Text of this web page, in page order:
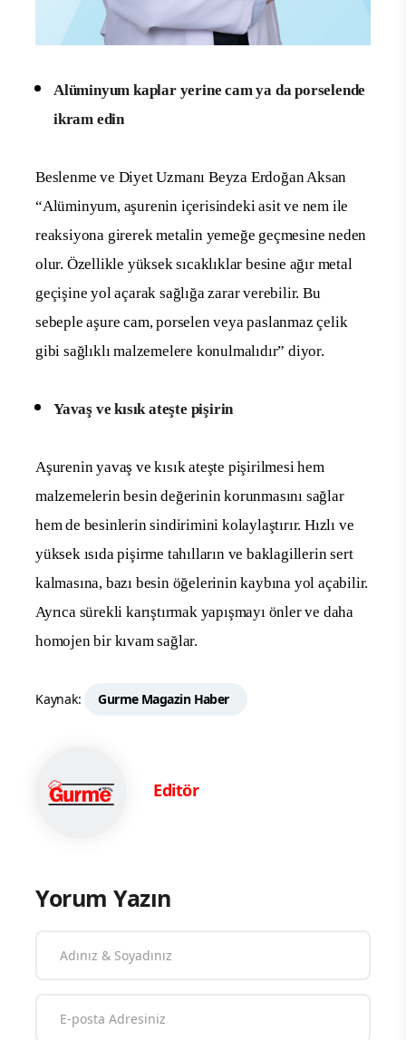
Alüminyum kaplar yerine cam ya da porselende
ikram edin
Beslenme ve Diyet Uzmanı Beyza Erdoğan Aksan
“Alüminyum, aşurenin içerisindeki asit ve nem ile
reaksiyona girerek metalin yemeğe geçmesine neden
olur. Özellikle yüksek sıcaklıklar besine ağır metal
geçişine yol açarak sağlığa zarar verebilir. Bu
sebeple aşure cam, porselen veya paslanmaz çelik
gibi sağlıklı malzemelere konulmalıdır” diyor.
Yavaş ve kısık ateşte pişirin
Aşurenin yavaş ve kısık ateşte pişirilmesi hem
malzemelerin besin değerinin korunmasını sağlar
hem de besinlerin sindirimini kolaylaştırır. Hızlı ve
yüksek ısıda pişirme tahılların ve baklagillerin sert
kalmasına, bazı besin öğelerinin kaybına yol açabilir.
Ayrıca sürekli karıştırmak yapışmayı önler ve daha
homojen bir kıvam sağlar.
Kaynak: Gurme Magazin Haber
Editör
Yorum Yazın